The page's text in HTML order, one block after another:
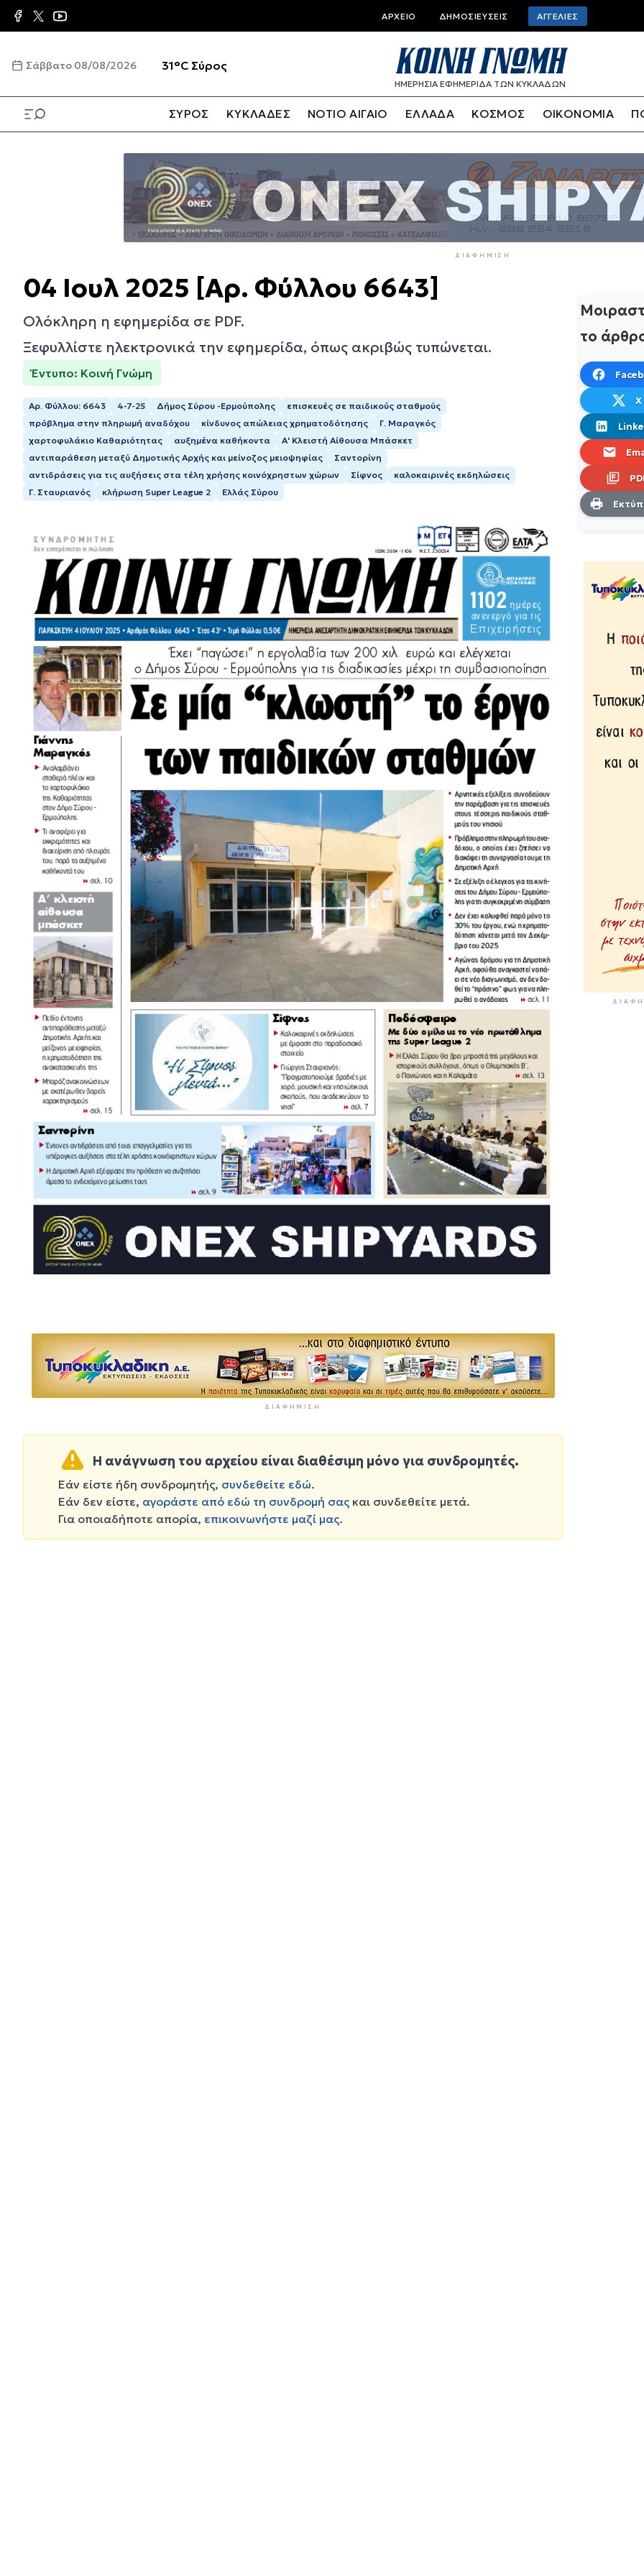
Παράκαμψη
προς
κυρίως
Top
bar
menu
ΑΡΧΕΊΟ ΔΗΜΟΣΙΕΎΣΕΙΣ ΑΓΓΕΛΊΕΣ
Σάββατο 08/08/2026 31°C Σύρος
ΗΜΕΡΗΣΙΑ ΕΦΗΜΕΡΙΔΑ ΤΩΝ ΚΥΚΛΑΔΩΝ
ΣΥΡΟΣ ΚΥΚΛΑΔΕΣ ΝΟΤΙΟ ΑΙΓΑΙΟ ΕΛΛΑΔΑ ΚΟΣΜΟΣ ΟΙΚΟΝΟΜΙΑ
ΔΙΑΦΉΜΙΣΗ
04 Ιουλ 2025 [Αρ. Φύλλου 6643]
Ολόκληρη η εφημερίδα σε PDF.
Ξεφυλλίστε ηλεκτρονικά την εφημερίδα, όπως ακριβώς τυπώνεται.
Έντυπο: Κοινή Γνώμη
Αρ. Φύλλου: 6643 4-7-25 Δήμος Σύρου -Ερμούπολης
επισκευές σε παιδικούς σταθμούς
πρόβλημα στην πληρωμή αναδόχου
κίνδυνος απώλειας χρηματοδότησης
Γ. Μαραγκός
χαρτοφυλάκιο Καθαριότητας
αυξημένα καθήκοντα
Α' Κλειστή Αίθουσα Μπάσκετ
αντιπαράθεση μεταξύ Δημοτικής Αρχής και μείνοζος μειοψηφίας
Σαντορίνη
αντιδράσεις για τις αυξήσεις στα τέλη χρήσης κοινόχρηστων χώρων
Σίφνος
καλοκαιρινές εκδηλώσεις
Γ. Σταυριανός
κλήρωση Super League 2 Ελλάς Σύρου
ΔΙΑΦΉΜΙΣΗ
Η ανάγνωση του αρχείου είναι διαθέσιμη μόνο για συνδρομητές.
Εάν είστε ήδη συνδρομητής, συνδεθείτε εδώ.
Εάν δεν είστε, αγοράστε από εδώ τη συνδρομή σας και συνδεθείτε μετά.
Για οποιαδήποτε απορία, επικοινωνήστε μαζί μας.
το
X